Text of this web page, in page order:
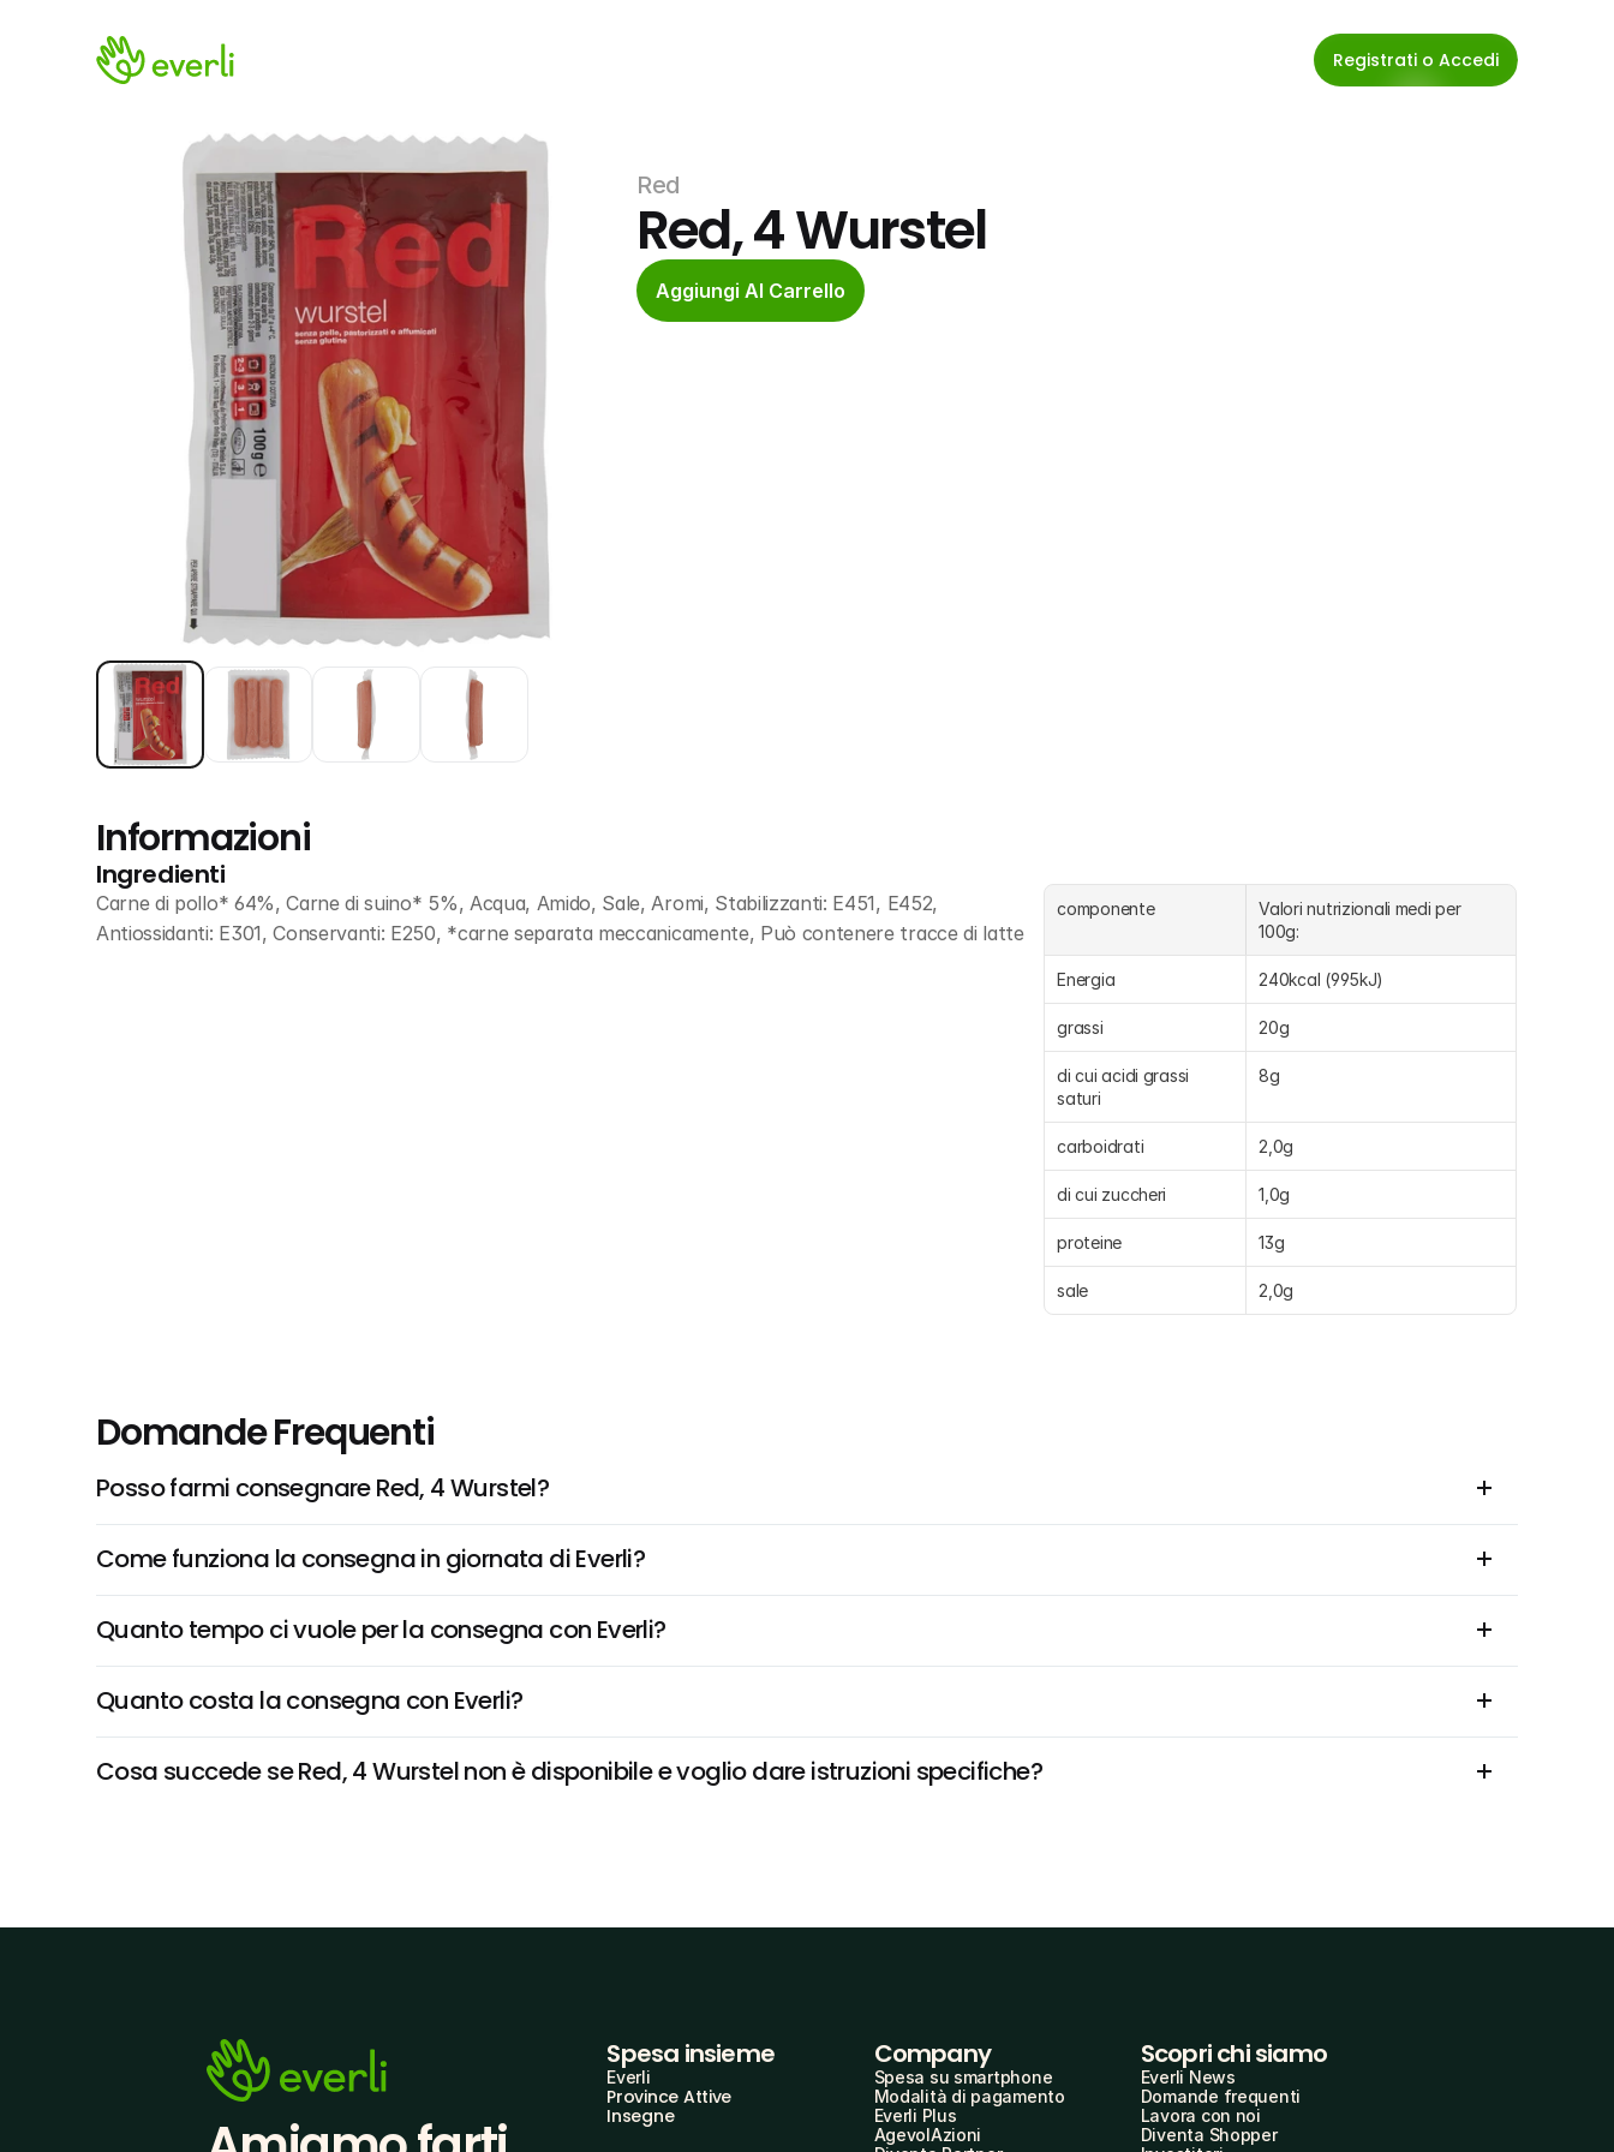
Registrati o Accedi
Red
Red, 4 Wurstel
Aggiungi Al Carrello
Informazioni
Ingredienti
Carne di pollo* 64%, Carne di suino* 5%, Acqua, Amido, Sale, Aromi, Stabilizzanti: E451, E452,
Antiossidanti: E301, Conservanti: E250, *carne separata meccanicamente, Può contenere tracce di latte
componente
Valori nutrizionali medi per
100g:
Energia 240kcal (995kJ)
grassi 20g
di cui acidi grassi
saturi
8g
carboidrati 2,0g
di cui zuccheri 1,0g
proteine 13g
sale 2,0g
Domande Frequenti
Posso farmi consegnare Red, 4 Wurstel?
Come funziona la consegna in giornata di Everli?
Quanto tempo ci vuole per la consegna con Everli?
Quanto costa la consegna con Everli?
Cosa succede se Red, 4 Wurstel non è disponibile e voglio dare istruzioni specifiche?
Spesa insieme
Everli
Province Attive
Insegne
Company
Spesa su smartphone
Modalità di pagamento
Everli Plus
AgevolAzioni
Scopri chi siamo
Everli News
Domande frequenti
Lavora con noi
Diventa Shopper